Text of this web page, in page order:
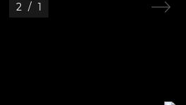
1
/
2